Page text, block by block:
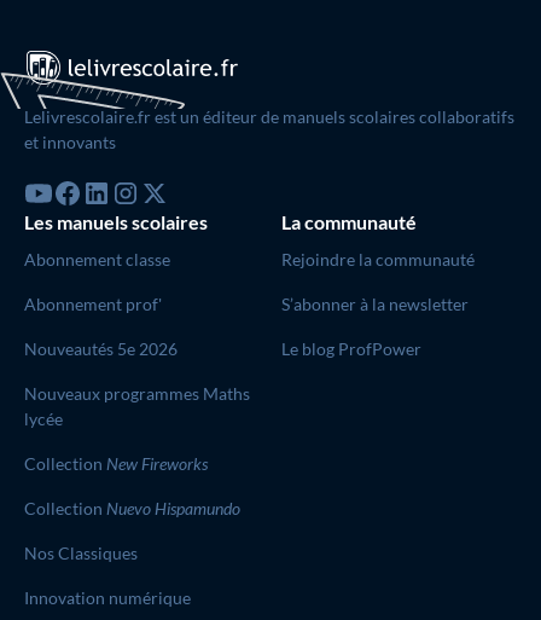
Lelivrescolaire.fr est un éditeur de manuels scolaires collaboratifs
et innovants
Les manuels scolaires
Abonnement classe
Abonnement prof'
Nouveautés 5e 2026
Nouveaux programmes Maths
lycée
Collection New Fireworks
Collection Nuevo Hispamundo
Nos Classiques
Innovation numérique
La communauté
Rejoindre la communauté
S’abonner à la newsletter
Le blog ProfPower